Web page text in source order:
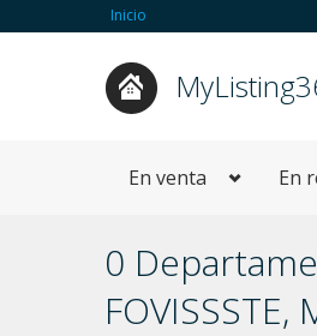
Inicio
En venta En
0
FOVISSSTE,